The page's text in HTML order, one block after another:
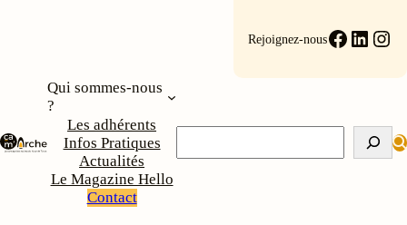
Rejoignez-nous
Qui sommes-nous
?
Les adhérents
Infos Pratiques
Actualités
Le Magazine Hello
Contact